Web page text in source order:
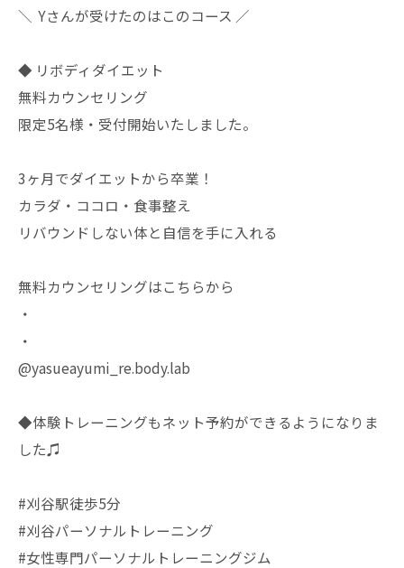
＼ Yさんが受けたのはこのコース ／
◆ リボディダイエット
無料カウンセリング
限定5名様・受付開始いたしました。
3ヶ月でダイエットから卒業！
カラダ・ココロ・食事整え
リバウンドしない体と自信を手に入れる
無料カウンセリングはこちらから
・
・
@yasueayumi_re.body.lab
◆体験トレーニングもネット予約ができるようになりま
した♫
#刈谷駅徒歩5分
#刈谷パーソナルトレーニング
#女性専門パーソナルトレーニングジム